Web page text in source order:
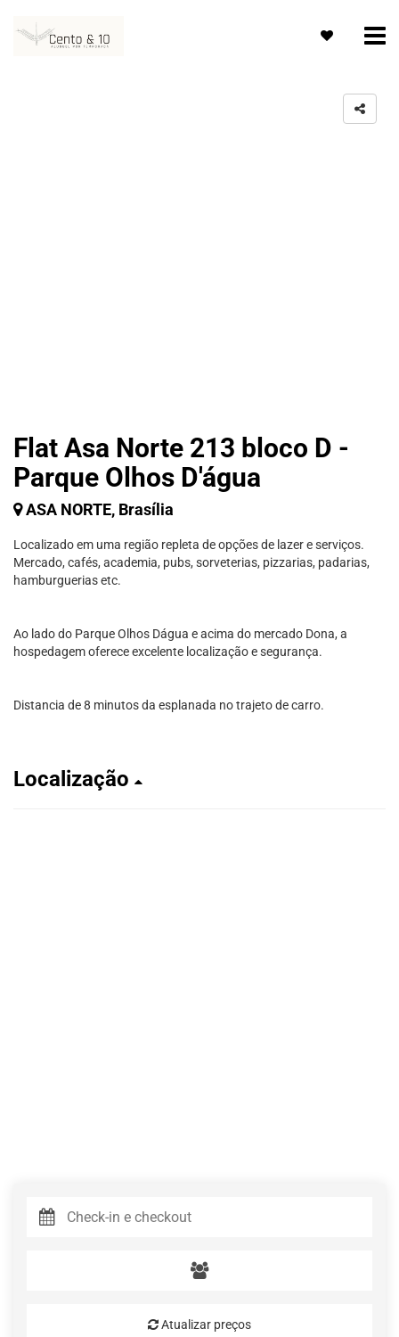
Flat Asa Norte 213 bloco D -
Parque Olhos D'água
ASA NORTE, Brasília
Localizado em uma região repleta de opções de lazer e serviços.
Mercado, cafés, academia, pubs, sorveterias, pizzarias, padarias,
hamburguerias etc.
Ao lado do Parque Olhos Dágua e acima do mercado Dona, a
hospedagem oferece excelente localização e segurança.
Distancia de 8 minutos da esplanada no trajeto de carro.
Localização
Atualizar preços